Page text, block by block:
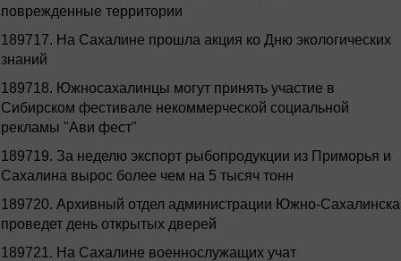
поврежденные территории
189717. На Сахалине прошла акция ко Дню экологических
знаний
189718. Южносахалинцы могут принять участие в
Сибирском фестивале некоммерческой социальной
рекламы "Ави фест"
189719. За неделю экспорт рыбопродукции из Приморья и
Сахалина вырос более чем на 5 тысяч тонн
189720. Архивный отдел администрации Южно-Сахалинска
проведет день открытых дверей
189721. На Сахалине военнослужащих учат